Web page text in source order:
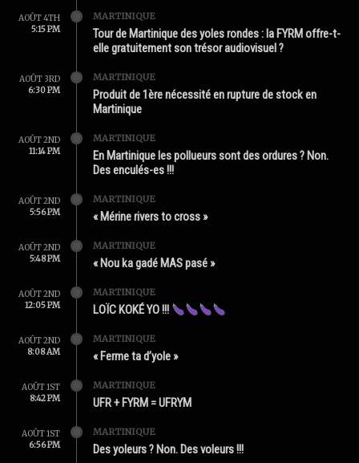
AOÛT 4TH
5:15 PM
MARTINIQUE
Tour de Martinique des yoles rondes : la FYRM offre-t-
elle gratuitement son trésor audiovisuel ?
AOÛT 3RD
6:30 PM
MARTINIQUE
Produit de 1ère nécessité en rupture de stock en
Martinique
AOÛT 2ND
11:14 PM
MARTINIQUE
En Martinique les pollueurs sont des ordures ? Non.
Des enculés-es !!!
AOÛT 2ND
5:56 PM
MARTINIQUE
« Mérine rivers to cross »
AOÛT 2ND
5:48 PM
MARTINIQUE
« Nou ka gadé MAS pasé »
AOÛT 2ND
12:05 PM
MARTINIQUE
LOÏC KOKÉ YO !!!
AOÛT 2ND
8:08 AM
MARTINIQUE
« Ferme ta d’yole »
AOÛT 1ST
8:42 PM
MARTINIQUE
UFR + FYRM = UFRYM
AOÛT 1ST
6:56 PM
MARTINIQUE
Des yoleurs ? Non. Des voleurs !!!